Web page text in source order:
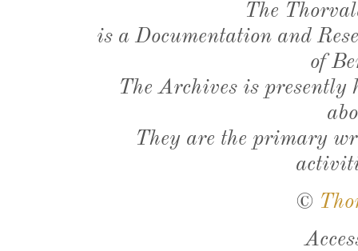
The
is a Documentation and
of
The Archives is presently
They are the primary
©